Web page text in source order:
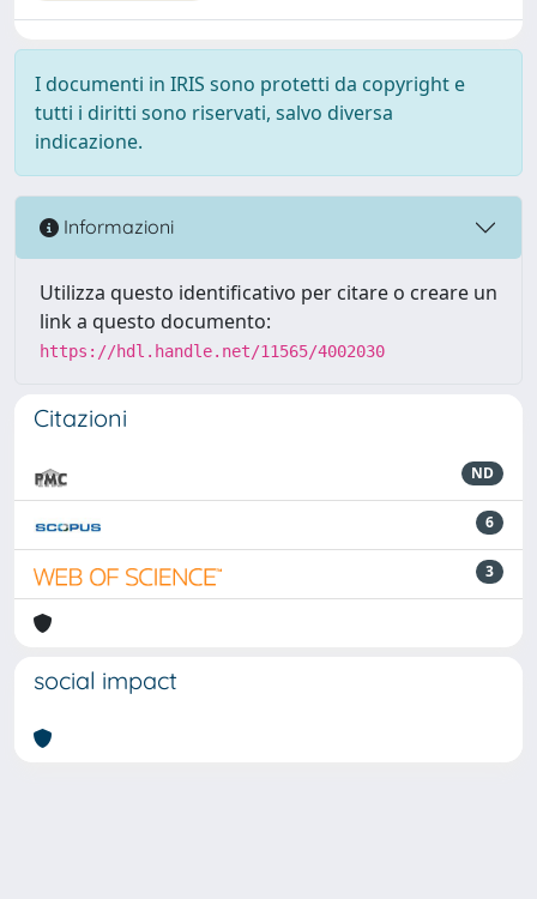
I documenti in IRIS sono protetti da copyright e
tutti i diritti sono riservati, salvo diversa
indicazione.
Informazioni
Utilizza questo identificativo per citare o creare un
link a questo documento:
https://hdl.handle.net/11565/4002030
Citazioni
ND
6
3
social impact